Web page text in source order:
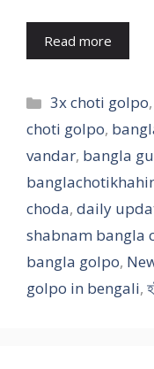
Read more
Categories
3x choti golpo
choti golpo,
vandar, bangla
choda, daily
shabnam bangla
bangla golpo,
golpo in bengali,